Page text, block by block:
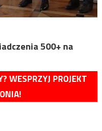
500+ na
WESPRZYJ PROJEKT